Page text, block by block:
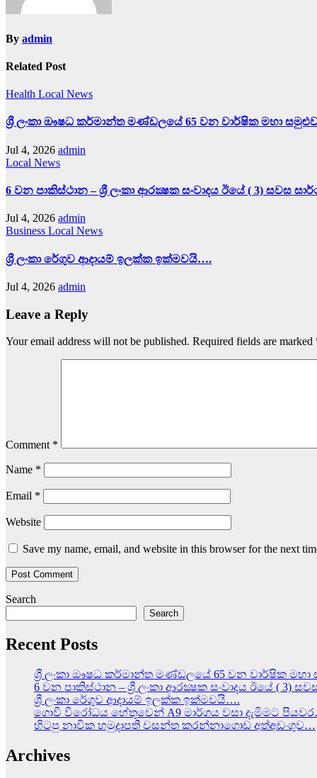
By admin
Related Post
Health Local News
ශ්‍රී ලංකා ඖෂධ කර්මාන්ත මණ්ඩලයේ 65 වන වාර්ෂික මහා
Jul 4, 2026 admin
Local News
6 වන පාකිස්ථාන – ශ්‍රී ලංකා ආරක්‍ෂක සංවාදය ඊයේ ( 3) සවස
Jul 4, 2026 admin
Business Local News
ශ්‍රී ලංකා රේගුව ආදායම් ඉලක්ක ඉක්මවයි….
Jul 4, 2026 admin
Leave a Reply
Your email address will not be published. Required fields are marked
Comment *
Name *
Email *
Website
Save my name, email, and website in this browser for the next
Search
Search
Recent Posts
ශ්‍රී ලංකා ඖෂධ කර්මාන්ත මණ්ඩලයේ 65 වන වාර්ෂික
6 වන පාකිස්ථාන – ශ්‍රී ලංකා ආරක්‍ෂක සංවාදය ඊයේ ( 3)
ශ්‍රී ලංකා රේගුව ආදායම් ඉලක්ක ඉක්මවයි….
ගොවි විරෝධය හේතුවෙන් A9 මාර්ගය වසා දැමිමට
හිටපු නාවික හමුදාපති වසන්ත කරන්නාගොඩ අත්අඩංගුව…
Archives